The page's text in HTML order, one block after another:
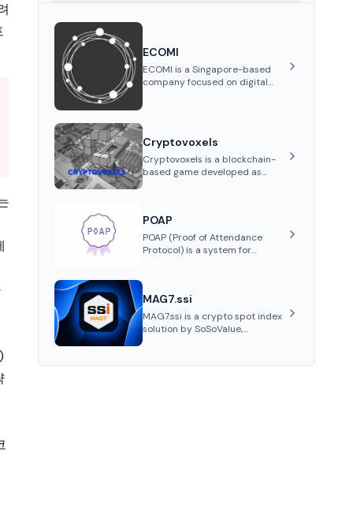
ECOMI
ECOMI is a Singapore-based
company focused on digital
digital assets.
Cryptovoxels
Cryptovoxels is a blockchain-
based game developed as
POAP
POAP (Proof of Attendance
Protocol) is a system for
verifiable proof of attendance
at vir...
MAG7.ssi
MAG7.ssi is a crypto spot index
solution by SoSoValue,
risk-resistant passive index